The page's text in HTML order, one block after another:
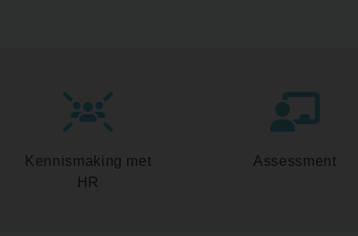
Kennismaking met
HR
Assessment